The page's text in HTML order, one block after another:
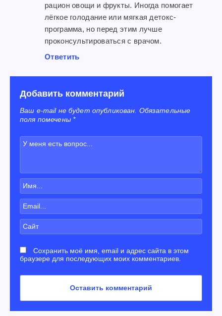
рацион овощи и фрукты. Иногда помогает
лёгкое голодание или мягкая детокс-
программа, но перед этим лучше
проконсультироваться с врачом.
Ответить
Добавить комментарий
Ваш e-mail не будет опубликован. Обязательные
поля помечены *
Сохранить моё имя, email и адрес сайта в этом
браузере для последующих моих комментариев.